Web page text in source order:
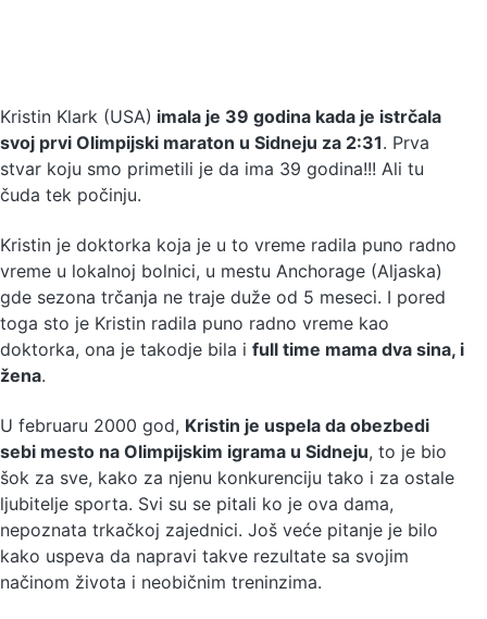
Kristin Klark (USA) imala je 39 godina kada je istrčala
svoj prvi Olimpijski maraton u Sidneju za 2:31. Prva
stvar koju smo primetili je da ima 39 godina!!! Ali tu
čuda tek počinju.
Kristin je doktorka koja je u to vreme radila puno radno
vreme u lokalnoj bolnici, u mestu Anchorage (Aljaska)
gde sezona trčanja ne traje duže od 5 meseci. I pored
toga sto je Kristin radila puno radno vreme kao
doktorka, ona je takodje bila i full time mama dva sina, i
žena.
U februaru 2000 god, Kristin je uspela da obezbedi
sebi mesto na Olimpijskim igrama u Sidneju, to je bio
šok za sve, kako za njenu konkurenciju tako i za ostale
ljubitelje sporta. Svi su se pitali ko je ova dama,
nepoznata trkačkoj zajednici. Još veće pitanje je bilo
kako uspeva da napravi takve rezultate sa svojim
načinom života i neobičnim treninzima.